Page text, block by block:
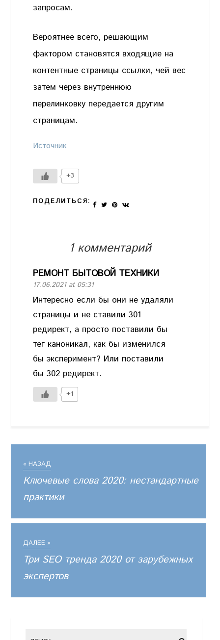
запросам.
Вероятнее всего, решающим
фактором становятся входящие на
контентные страницы ссылки, чей вес
затем через внутреннюю
перелинковку передается другим
страницам.
Источник
+3
ПОДЕЛИТЬСЯ:
1 комментарий
РЕМОНТ БЫТОВОЙ ТЕХНИКИ
17.06.2021 at 05:31
Интересно если бы они не удаляли
страницы и не ставили 301
редирект, а просто поставили бы
тег каноникал, как бы изменился
бы эксперимент? Или поставили
бы 302 редирект.
+1
« НАЗАД
Ключевые слова 2020: нестандартные
практики
ДАЛЕЕ »
Три SEO тренда 2020 от зарубежных
экспертов